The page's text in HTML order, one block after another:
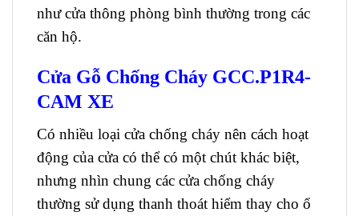
như cửa thông phòng bình thường trong các
căn hộ.
Cửa Gỗ Chống Cháy GCC.P1R4-
CAM XE
Có nhiều loại cửa chống cháy nên cách hoạt
động của cửa có thể có một chút khác biệt,
nhưng nhìn chung các cửa chống cháy
thường sử dụng thanh thoát hiểm thay cho ổ